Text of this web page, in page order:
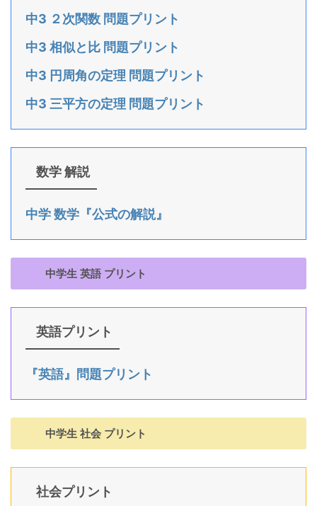
中3 ２次関数 問題プリント
中3 相似と比 問題プリント
中3 円周角の定理 問題プリント
中3 三平方の定理 問題プリント
数学 解説
中学 数学『公式の解説』
中学生 英語 プリント
英語プリント
『英語』問題プリント
中学生 社会 プリント
社会プリント